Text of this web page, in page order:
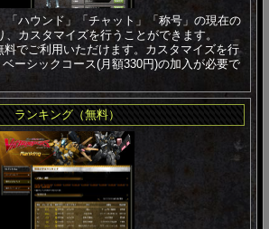
「ハウンド」「チャット」「称号」の現在の
カスタマイズを行うことができます。
でご利用いただけます。カスタマイズを行
ーシックコース(月額330円)の加入が必要で
ランキング（無料）